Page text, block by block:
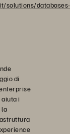
solutions/databases-
di
i
la